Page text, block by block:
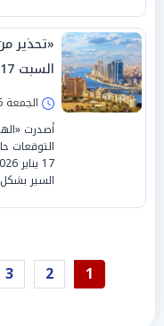
«تحذير
السبت 17 يناير 2026
الجمعة 16/يناير/2026 - 04:19 م
أصدرت
التوقعات
السير
1
2
3